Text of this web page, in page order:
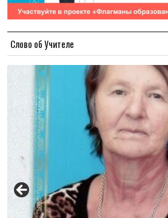
Слово об Учителе